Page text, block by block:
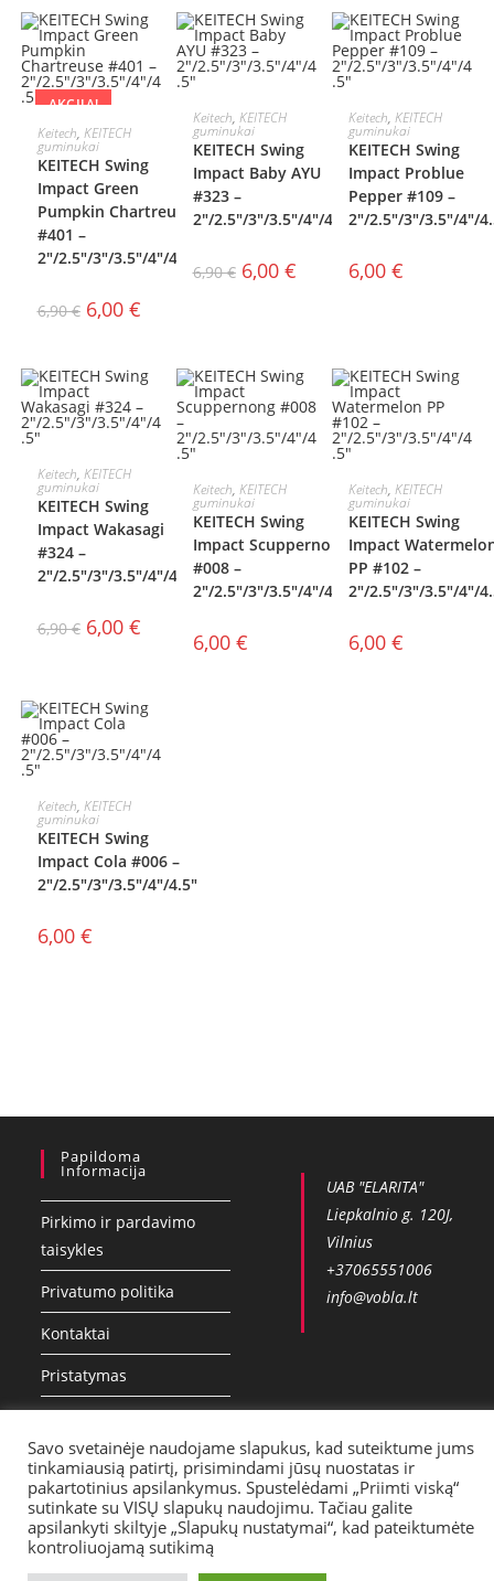
AKCIJA!
PASIRINKTI
SAVYBES
Keitech, KEITECH
guminukai
KEITECH Swing
Impact Green
Pumpkin Chartreuse
#401 –
2″/2.5″/3″/3.5″/4″/4.5″
6,90€ 6,00 €
PASIRINKTI
SAVYBES
Keitech, KEITECH
guminukai
KEITECH Swing
Impact Baby AYU
#323 –
2″/2.5″/3″/3.5″/4″/4.5″
6,90€ 6,00 €
PASIRINKTI
SAVYBES
Keitech, KEITECH
guminukai
KEITECH Swing
Impact Problue
Pepper #109 –
2″/2.5″/3″/3.5″/4″/
6,00 €
PASIRINKTI
SAVYBES
Keitech, KEITECH
guminukai
KEITECH Swing
Impact Wakasagi
#324 –
2″/2.5″/3″/3.5″/4″/4.5″
6,90€ 6,00 €
PASIRINKTI
SAVYBES
Keitech, KEITECH
guminukai
KEITECH Swing
Impact Scuppernong
#008 –
2″/2.5″/3″/3.5″/4″/4.5″
6,00 €
PASIRINKTI
SAVYBES
Keitech, KEITECH
guminukai
KEITECH Swing
Impact
PP #102 –
2″/2.5″/3″/3.5″/4″/
6,00 €
PASIRINKTI
SAVYBES
Keitech, KEITECH
guminukai
KEITECH Swing
Impact Cola #006 –
2″/2.5″/3″/3.5″/4″/4.5″
6,00 €
Papildoma
Informacija
Pirkimo ir pardavimo
taisykles
Privatumo politika
Kontaktai
Pristatymas
UAB "ELARITA"
Liepkalnio g. 120J,
Vilnius
+37065551006
info@vobla.lt
Savo svetainėje naudojame slapukus, kad suteiktume jums
tinkamiausią patirtį, prisimindami jūsų nuostatas ir
pakartotinius apsilankymus. Spustelėdami „Priimti viską“
sutinkate su VISŲ slapukų naudojimu. Tačiau galite
apsilankyti skiltyje „Slapukų nustatymai“, kad pateiktumėte
kontroliuojamą sutikimą